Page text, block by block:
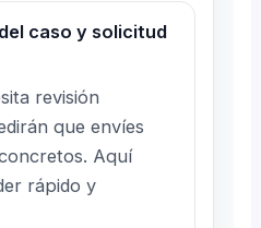
caso y solicitud
revisión
que envíes
Aquí
rápido y